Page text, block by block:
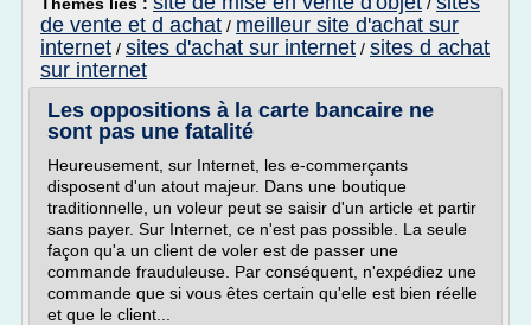
de vente et d achat / meilleur site d'achat sur
internet / sites d'achat sur internet / sites d achat
sur internet
Les oppositions à la carte bancaire ne
sont pas une fatalité
Heureusement, sur Internet, les e-commerçants
disposent d'un atout majeur. Dans une boutique
traditionnelle, un voleur peut se saisir d'un article et partir
sans payer. Sur Internet, ce n'est pas possible. La seule
façon qu'a un client de voler est de passer une
commande frauduleuse. Par conséquent, n'expédiez une
commande que si vous êtes certain qu'elle est bien réelle
et que le client...